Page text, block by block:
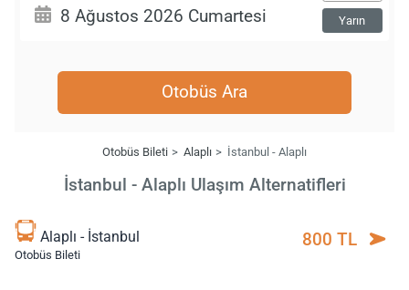
Yarın
Otobüs Ara
Otobüs Bileti Alaplı İstanbul - Alaplı
İstanbul - Alaplı Ulaşım Alternatifleri
Alaplı - İstanbul
Otobüs Bileti
800 TL